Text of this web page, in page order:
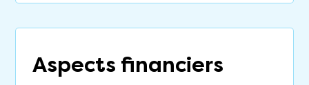
Aspects financiers